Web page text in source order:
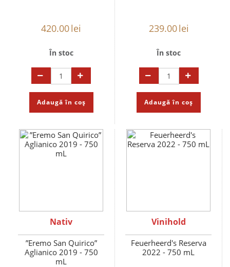
420.00lei
În stoc
Adaugă în coș
239.00lei
În stoc
Adaugă în coș
Nativ
”Eremo San Quirico”
Aglianico 2019 - 750
mL
Vinihold
Feuerheerd's Reserva
2022 - 750 mL